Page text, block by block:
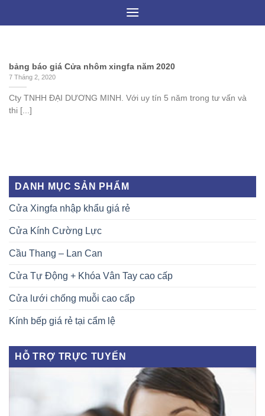
bảng báo giá Cửa nhôm xingfa năm 2020
7 Tháng 2, 2020
Cty TNHH ĐẠI DƯƠNG MINH. Với uy tín 5 năm trong tư vấn và
thi [...]
DANH MỤC SẢN PHẨM
Cửa Xingfa nhập khẩu giá rẻ
Cửa Kính Cường Lực
Cầu Thang – Lan Can
Cửa Tự Động + Khóa Vân Tay cao cấp
Cửa lưới chống muỗi cao cấp
Kính bếp giá rẻ tại cẩm lệ
HỖ TRỢ TRỰC TUYẾN